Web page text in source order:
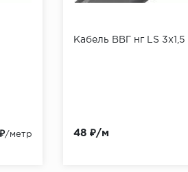
/метр
Кабель ВВГ нг LS 3x1,5
48 ₽/м